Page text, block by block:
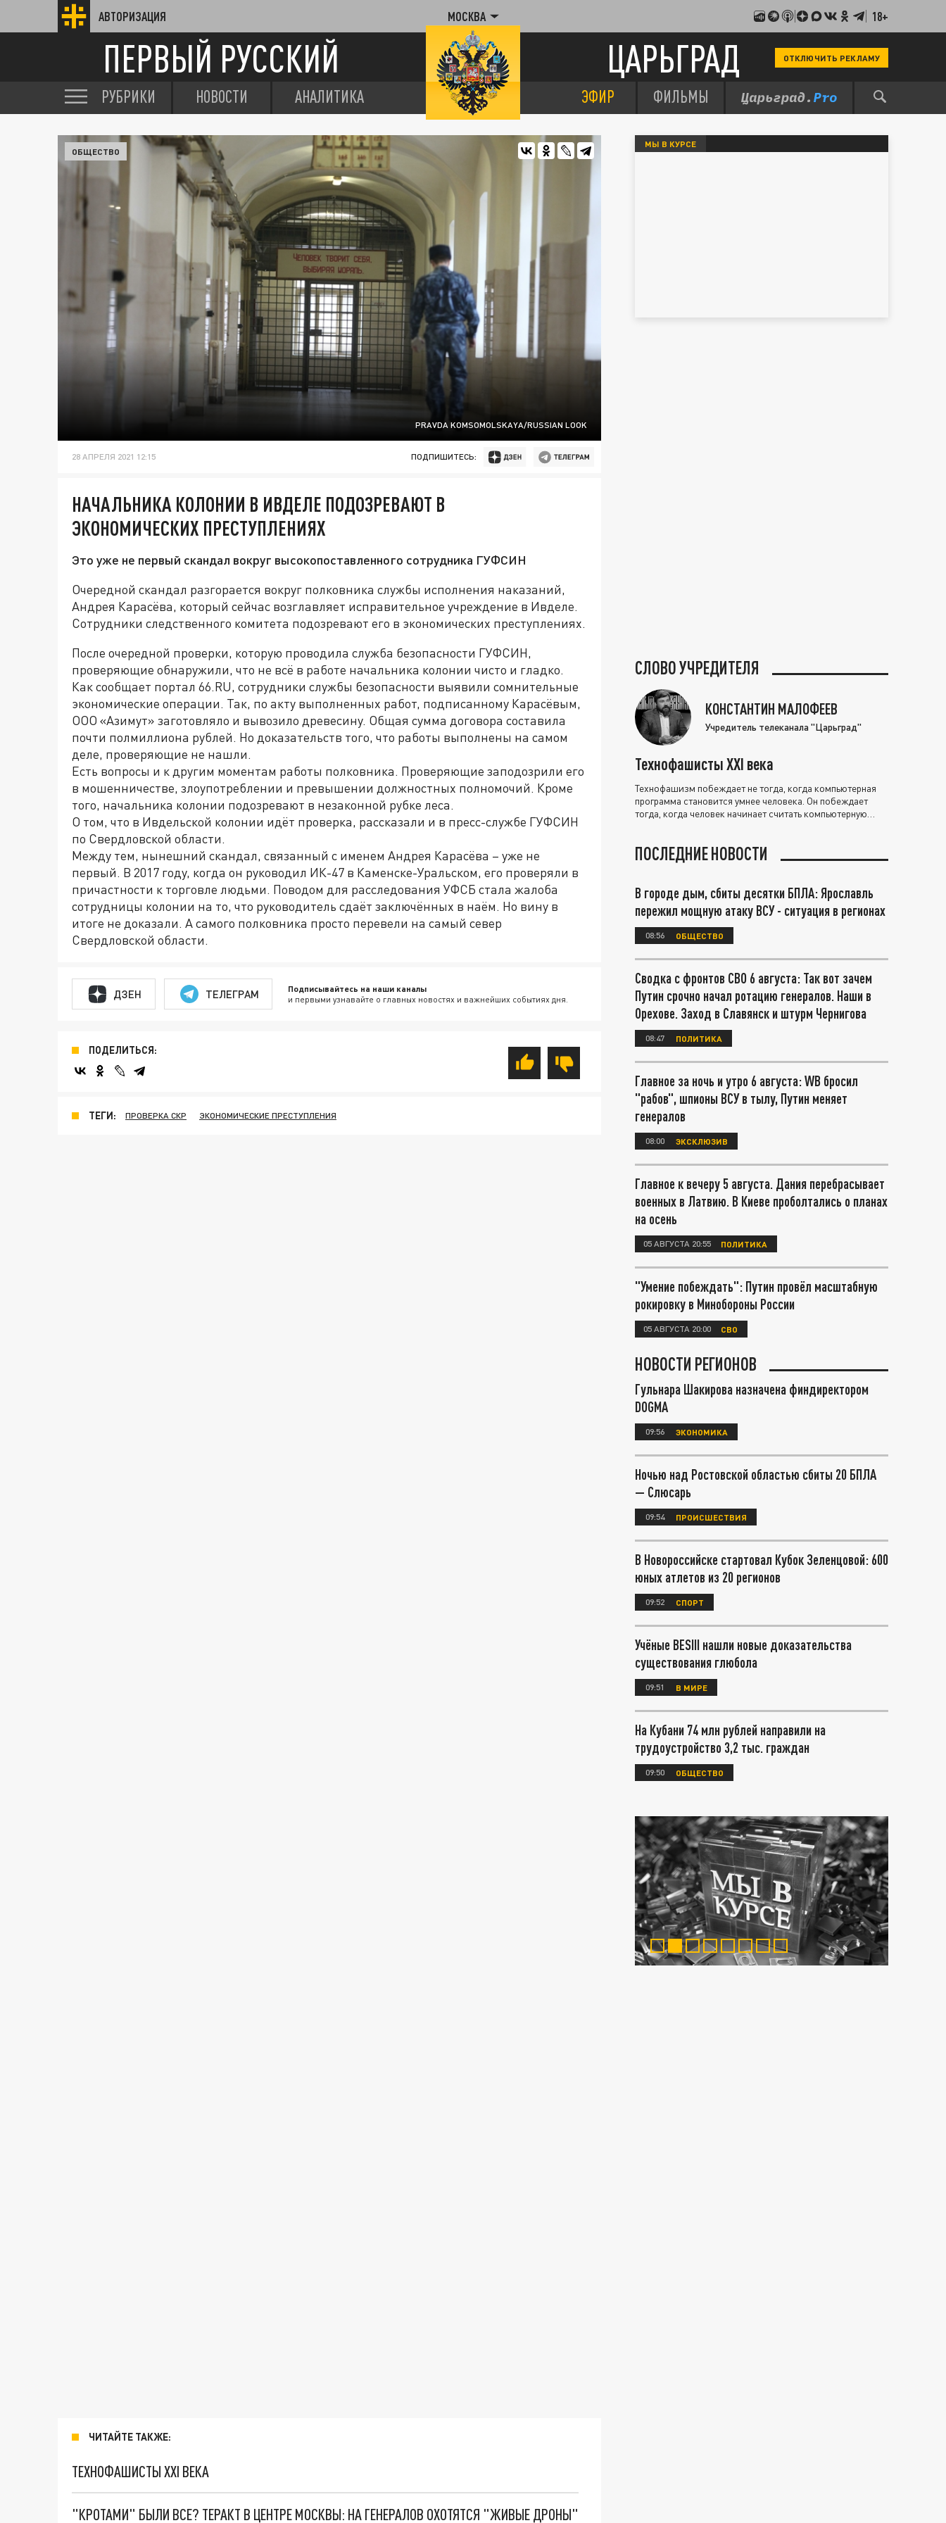
АВТОРИЗАЦИЯ МОСКВА 18+
ПЕРВЫЙ РУССКИЙ ЦАРЬГРАД ОТКЛЮЧИТЬ РЕКЛАМУ
РУБРИКИ НОВОСТИ АНАЛИТИКА ЭФИР ФИЛЬМЫ
PRAVDA KOMSOMOLSKAYA/RUSSIAN LOOK
ОБЩЕСТВО
28 АПРЕЛЯ 2021 12:15 ПОДПИШИТЕСЬ:
НАЧАЛЬНИКА КОЛОНИИ В ИВДЕЛЕ ПОДОЗРЕВАЮТ В
ЭКОНОМИЧЕСКИХ ПРЕСТУПЛЕНИЯХ
Это уже не первый скандал вокруг высокопоставленного сотрудника ГУФСИН
Очередной скандал разгорается вокруг полковника службы исполнения наказаний,
Андрея Карасёва, который сейчас возглавляет исправительное учреждение в Ивделе.
Сотрудники следственного комитета подозревают его в экономических преступлениях.
После очередной проверки, которую проводила служба безопасности ГУФСИН,
проверяющие обнаружили, что не всё в работе начальника колонии чисто и гладко.
Как сообщает портал 66.RU, сотрудники службы безопасности выявили сомнительные
экономические операции. Так, по акту выполненных работ, подписанному Карасёвым,
ООО «Азимут» заготовляло и вывозило древесину. Общая сумма договора составила
почти полмиллиона рублей. Но доказательств того, что работы выполнены на самом
деле, проверяющие не нашли.
Есть вопросы и к другим моментам работы полковника. Проверяющие заподозрили его
в мошенничестве, злоупотреблении и превышении должностных полномочий. Кроме
того, начальника колонии подозревают в незаконной рубке леса.
О том, что в Ивдельской колонии идёт проверка, рассказали и в пресс-службе ГУФСИН
по Свердловской области.
Между тем, нынешний скандал, связанный с именем Андрея Карасёва – уже не
первый. В 2017 году, когда он руководил ИК-47 в Каменске-Уральском, его проверяли в
причастности к торговле людьми. Поводом для расследования УФСБ стала жалоба
сотрудницы колонии на то, что руководитель сдаёт заключённых в наём. Но вину в
итоге не доказали. А самого полковника просто перевели на самый север
Свердловской области.
ДЗЕН ТЕЛЕГРАМ Подписывайтесь на наши каналы
и первыми узнавайте о главных новостях и важнейших событиях дня.
ПОДЕЛИТЬСЯ:
ТЕГИ: ПРОВЕРКА СКР ЭКОНОМИЧЕСКИЕ ПРЕСТУПЛЕНИЯ
ЧИТАЙТЕ ТАКЖЕ:
ТЕХНОФАШИСТЫ XXI ВЕКА
"КРОТАМИ" БЫЛИ ВСЕ? ТЕРАКТ В ЦЕНТРЕ МОСКВЫ: НА ГЕНЕРАЛОВ ОХОТЯТСЯ "ЖИВЫЕ ДРОНЫ"
МЫ В КУРСЕ
СЛОВО УЧРЕДИТЕЛЯ
КОНСТАНТИН МАЛОФЕЕВ
Учредитель телеканала "Царьград"
Технофашисты XXI века
Технофашизм побеждает не тогда, когда компьютерная
программа становится умнее человека. Он побеждает
тогда, когда человек начинает считать компьютерную
ПОСЛЕДНИЕ НОВОСТИ
В городе дым, сбиты десятки БПЛА: Ярославль
пережил мощную атаку ВСУ - ситуация в регионах
08:56 ОБЩЕСТВО
Сводка с фронтов СВО 6 августа: Так вот зачем
Путин срочно начал ротацию генералов. Наши в
Орехове. Заход в Славянск и штурм Чернигова
08:47 ПОЛИТИКА
Главное за ночь и утро 6 августа: WB бросил
"рабов", шпионы ВСУ в тылу, Путин меняет
генералов
08:00 ЭКСКЛЮЗИВ
Главное к вечеру 5 августа. Дания перебрасывает
военных в Латвию. В Киеве проболтались о планах
на осень
05 АВГУСТА 20:55 ПОЛИТИКА
"Умение побеждать": Путин провёл масштабную
рокировку в Минобороны России
05 АВГУСТА 20:00 СВО
НОВОСТИ РЕГИОНОВ
Гульнара Шакирова назначена финдиректором
DOGMA
09:56 ЭКОНОМИКА
Ночью над Ростовской областью сбиты 20 БПЛА
— Слюсарь
09:54 ПРОИСШЕСТВИЯ
В Новороссийске стартовал Кубок Зеленцовой: 600
юных атлетов из 20 регионов
09:52 СПОРТ
Учёные BESIII нашли новые доказательства
существования глюбола
09:51 В МИРЕ
На Кубани 74 млн рублей направили на
трудоустройство 3,2 тыс. граждан
09:50 ОБЩЕСТВО